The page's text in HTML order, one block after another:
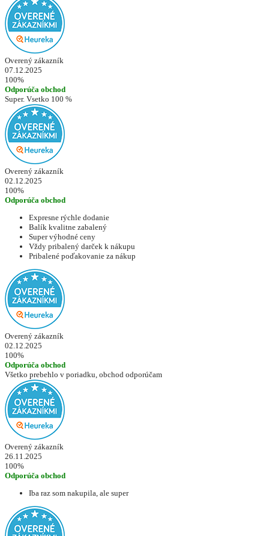
Overený zákazník
07.12.2025
100%
Odporúča obchod
Super. Vsetko 100 %
Overený zákazník
02.12.2025
100%
Odporúča obchod
Expresne rýchle dodanie
Balík kvalitne zabalený
Super výhodné ceny
Vždy pribalený darček k nákupu
Pribalené poďakovanie za nákup
Overený zákazník
02.12.2025
100%
Odporúča obchod
Všetko prebehlo v poriadku, obchod odporúčam
Overený zákazník
26.11.2025
100%
Odporúča obchod
Iba raz som nakupila, ale super